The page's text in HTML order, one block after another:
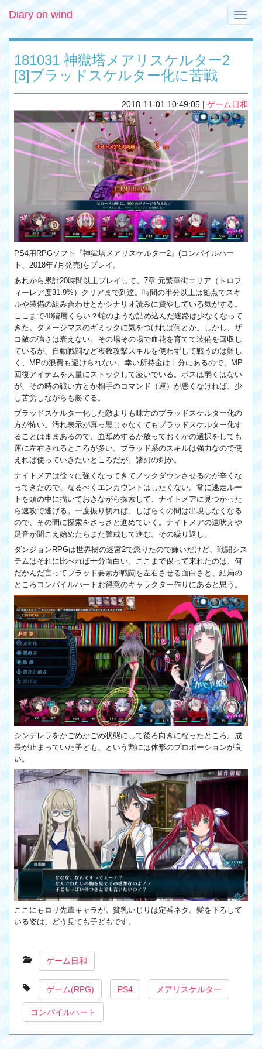
Toggle
Diary on wind
181031 神獄塔メアリスケルター2
[3]ブラッドスケルター化に苦戦
2018-11-01 10:49:05 | ゲーム日和
PS4用RPGソフト『神獄塔メアリスケルター2』(コンパイルハー
ト、2018年7月発売)をプレイ。
あれから累計20時間以上プレイして、7章 元繁華街エリア（トロフ
ィーレア度31.9%）クリアまで到達。時間の半分以上は拠点でスキ
ルや装備の組み合わせとかシナリオ読みに費やしている気がする。
ここまで40階層くらい？蛇のような詰め込んだ迷路は少なくなって
きた。ダメージマスのギミックに気をつければ何とか。しかし、ザ
コ敵の強さは衰えない。その場その場で血花を育てて装備を回収し
ているが、自動戦闘など複数攻撃スキルを使わずして戦うのは難し
く、MPの浪費も避けられない。幸い所持金は十分にあるので、MP
回復アイテムを大量にストックして凌いでいる。ボスは弱くはない
が、その時の戦い方とか相手のコマンド（運）が悪くなければ、少
し苦労しながらも勝てる。
ブラッドスケルター化した敵よりも味方のブラッドスケルター化の
方が怖い。汚れ表示が真っ黒じゃなくてもブラッドスケルター化す
ることはままあるので、血舐めするか放っておくかの選択をしても
運に左右されるところが多い。ブラッド系のスキルは強力なので使
えれば使っていきたいところだが、諸刃の剣か。
ナイトメアは徐々に強くなってきてノックダウンさせるのが辛くな
ってきたので、なるべくエンカウントはしたくない。常に逃走ルー
トを頭の中に描いておきながら探索して、ナイトメアに見つかった
ら速攻で逃げる。一度振り切れば、しばらくの間は出現しなくなる
ので、その間に探索をさっさと進めていく。ナイトメアの遠吠えや
足音が聞こえ始めたらまた警戒して進む。その繰り返し。
ダンジョンRPGは世界樹の迷宮2で懲りたので嫌いだけど、戦闘シス
テムはそれに比べれば十分面白い。ここまで保って来れたのは、何
だかんだ言ってブラッド要素が戦闘を左右させる面白さと、結局の
ところコンパイルハートお得意のキャラクター作りにあると思う。
シンデレラをかごめかごめ状態にして後ろ向きになったところ。成
長が止まっていた子ども、という割には体形のプロポーションが良
い。
ここにもロリ先輩キャラが。貧乳いじりは定番ネタ。髪を下ろして
いる姿は、どう見ても子どもです。
ゲーム日和
ゲーム(RPG) PS4 メアリスケルター
コンパイルハート